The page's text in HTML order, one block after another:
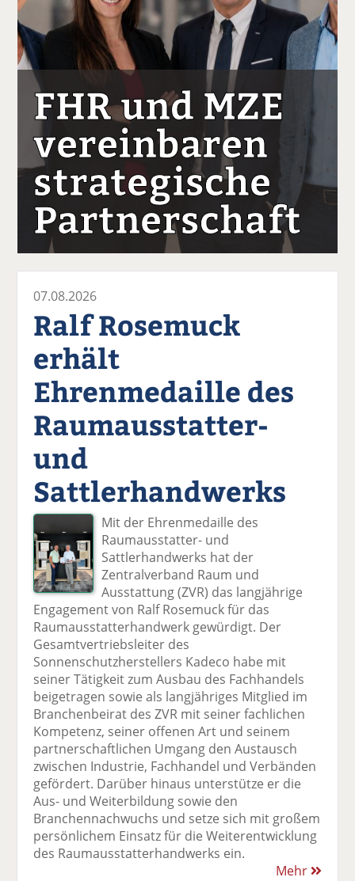
FHR und MZE
vereinbaren
strategische
Partnerschaft
07.08.2026
Ralf Rosemuck
erhält
Ehrenmedaille des
Raumausstatter-
und
Sattlerhandwerks
Mit der Ehrenmedaille des
Raumausstatter- und
Sattlerhandwerks hat der
Zentralverband Raum und
Ausstattung (ZVR) das langjährige
Engagement von Ralf Rosemuck für das
Raumausstatterhandwerk gewürdigt. Der
Gesamtvertriebsleiter des
Sonnenschutzherstellers Kadeco habe mit
seiner Tätigkeit zum Ausbau des Fachhandels
beigetragen sowie als langjähriges Mitglied im
Branchenbeirat des ZVR mit seiner fachlichen
Kompetenz, seiner offenen Art und seinem
partnerschaftlichen Umgang den Austausch
zwischen Industrie, Fachhandel und Verbänden
gefördert. Darüber hinaus unterstütze er die
Aus- und Weiterbildung sowie den
Branchennachwuchs und setze sich mit großem
persönlichem Einsatz für die Weiterentwicklung
des Raumausstatterhandwerks ein.
Mehr